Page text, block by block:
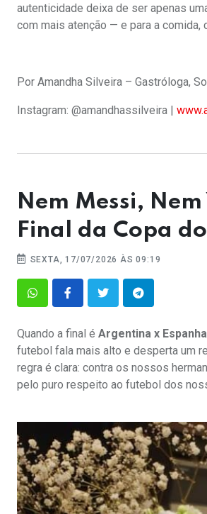
autenticidade deixa de ser apenas
com mais atenção — e para a comida,
Por Amandha Silveira – Gastróloga,
Instagram: @amandhassilveira |
Nem Messi,
Final da Copa
SEXTA, 17/07/2026 ÀS 09:19
Quando a final é Argentina x Espanha
futebol fala mais alto e desperta um
regra é clara: contra os nossos
pelo puro respeito ao futebol dos